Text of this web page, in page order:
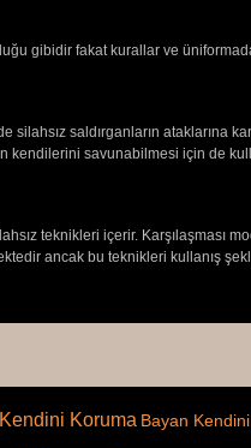
gibidir fakat kurallar ve
silahsız saldırganların ataklarına
kendilerini savunabilmesi için de
teknikleri içerir. Karşılaşması
ancak bu teknikleri kullanış
Koruma Bayan